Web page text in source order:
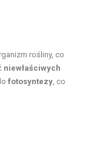
rośliny, co
niewłaściwych
fotosyntezy , co